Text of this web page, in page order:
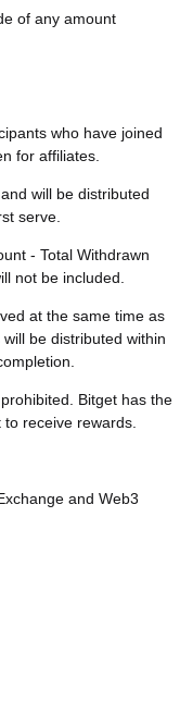
of any amount
who have joined
for affiliates.
will be distributed
serve.
- Total Withdrawn
not be included.
at the same time as
be distributed within
Bitget has the
receive rewards.
and Web3